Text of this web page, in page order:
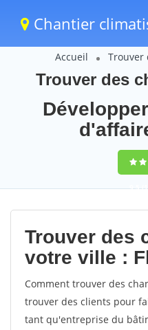
Chantier
Accueil Trouver
Trouver des
9,5
Trouver des
votre ville :
Comment trouver des
trouver des clients pour
tant qu'entreprise du